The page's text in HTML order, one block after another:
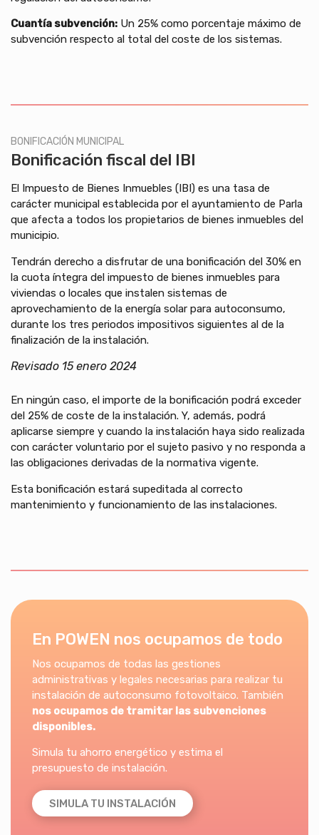
Cuantía subvención: Un 25% como porcentaje máximo de
subvención respecto al total del coste de los sistemas.
BONIFICACIÓN MUNICIPAL
Bonificación fiscal del IBI
El Impuesto de Bienes Inmuebles (IBI) es una tasa de
carácter municipal establecida por el ayuntamiento de Parla
que afecta a todos los propietarios de bienes inmuebles del
municipio.
Tendrán derecho a disfrutar de una bonificación del 30% en
la cuota íntegra del impuesto de bienes inmuebles para
viviendas o locales que instalen sistemas de
aprovechamiento de la energía solar para autoconsumo,
durante los tres periodos impositivos siguientes al de la
finalización de la instalación.
Revisado 15 enero 2024
En ningún caso, el importe de la bonificación podrá exceder
del 25% de coste de la instalación. Y, además, podrá
aplicarse siempre y cuando la instalación haya sido realizada
con carácter voluntario por el sujeto pasivo y no responda a
las obligaciones derivadas de la normativa vigente.
Esta bonificación estará supeditada al correcto
mantenimiento y funcionamiento de las instalaciones.
En POWEN nos ocupamos de todo
Nos ocupamos de todas las gestiones
administrativas y legales necesarias para realizar tu
instalación de autoconsumo fotovoltaico. También
nos ocupamos de tramitar las subvenciones
disponibles.
Simula tu ahorro energético y estima el
presupuesto de instalación.
SIMULA TU INSTALACIÓN